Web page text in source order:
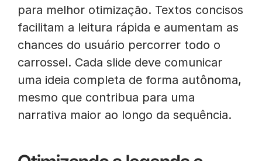
para melhor otimização. Textos concisos
facilitam a leitura rápida e aumentam as
chances do usuário percorrer todo o
carrossel. Cada slide deve comunicar
uma ideia completa de forma autônoma,
mesmo que contribua para uma
narrativa maior ao longo da sequência.